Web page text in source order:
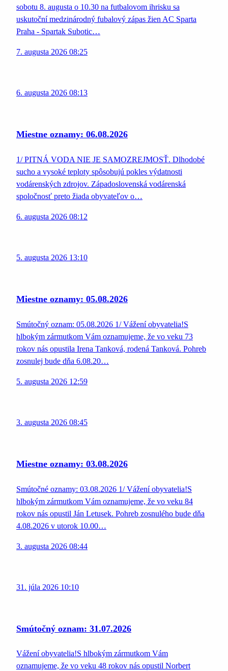
sobotu 8. augusta o 10.30 na futbalovom ihrisku sa
uskutoční medzinárodný fubalový zápas žien AC Sparta
Praha - Spartak Subotic…
7. augusta 2026 08:25
6. augusta 2026 08:13
Miestne oznamy: 06.08.2026
1/ PITNÁ VODA NIE JE SAMOZREJMOSŤ. Dlhodobé
sucho a vysoké teploty spôsobujú pokles výdatnosti
vodárenských zdrojov. Západoslovenská vodárenská
spoločnosť preto žiada obyvateľov o…
6. augusta 2026 08:12
5. augusta 2026 13:10
Miestne oznamy: 05.08.2026
Smútočný oznam: 05.08.2026 1/ Vážení obyvatelia!S
hlbokým zármutkom Vám oznamujeme, že vo veku 73
rokov nás opustila Irena Tanková, rodená Tanková. Pohreb
zosnulej bude dňa 6.08.20…
5. augusta 2026 12:59
3. augusta 2026 08:45
Miestne oznamy: 03.08.2026
Smútočné oznamy: 03.08.2026 1/ Vážení obyvatelia!S
hlbokým zármutkom Vám oznamujeme, že vo veku 84
rokov nás opustil Ján Letusek. Pohreb zosnulého bude dňa
4.08.2026 v utorok 10.00…
3. augusta 2026 08:44
31. júla 2026 10:10
Smútočný oznam: 31.07.2026
Vážení obyvatelia!S hlbokým zármutkom Vám
oznamujeme, že vo veku 48 rokov nás opustil Norbert